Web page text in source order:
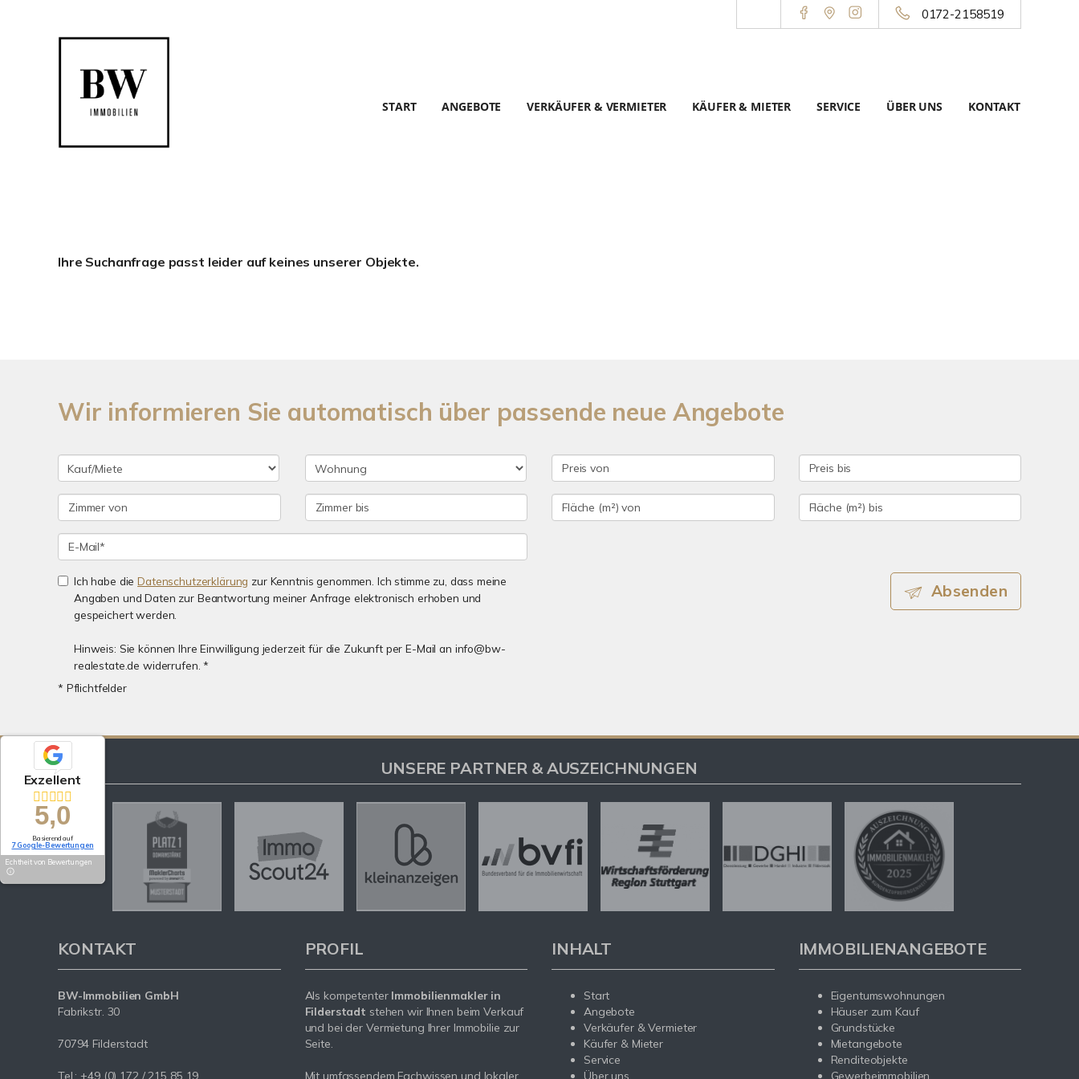
0172-2158519
START ANGEBOTE VERKÄUFER & VERMIETER KÄUFER & MIETER SERVICE ÜBER UNS KONTAKT
Ihre Suchanfrage passt leider auf keines unserer Objekte.
Wir informieren Sie automatisch über passende neue Angebote
Ich habe dieDatenschutzerklärung zur Kenntnis genommen. Ich stimme zu, dass meine
Angaben und Daten zur Beantwortung meiner Anfrage elektronisch erhoben und
gespeichert werden.
Hinweis: Sie können Ihre Einwilligung jederzeit für die Zukunft per E-Mail an info@bw-
realestate.de widerrufen. *
* Pflichtfelder
Absenden
Exzellent
5,0
Basierend auf
7 Google-Bewertungen
Echtheit von Bewertungen
UNSERE PARTNER & AUSZEICHNUNGEN
KONTAKT
BW-Immobilien GmbH
Fabrikstr. 30
70794 Filderstadt
Tel.: +49 (0) 172 / 215 85 19
PROFIL
Als kompetenter Immobilienmakler in
Filderstadt stehen wir Ihnen beim Verkauf
und bei der Vermietung Ihrer Immobilie zur
Seite.
Mit umfassendem Fachwissen und lokaler
INHALT
Start
Angebote
Verkäufer & Vermieter
Käufer & Mieter
Service
Über uns
IMMOBILIENANGEBOTE
Eigentumswohnungen
Häuser zum Kauf
Grundstücke
Mietangebote
Renditeobjekte
Gewerbeimmobilien